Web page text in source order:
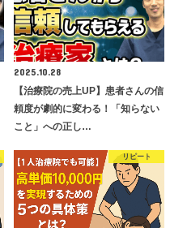
2025.10.28
【治療院の売上UP】患者さんの信
頼度が劇的に変わる！「知らない
こと」への正し…
リピート